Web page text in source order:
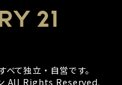
て独立・自営です。
All Rights Reserved.